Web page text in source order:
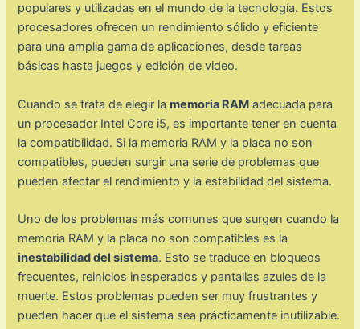
populares y utilizadas en el mundo de la tecnología. Estos
procesadores ofrecen un rendimiento sólido y eficiente
para una amplia gama de aplicaciones, desde tareas
básicas hasta juegos y edición de video.
Cuando se trata de elegir la memoria RAM adecuada para
un procesador Intel Core i5, es importante tener en cuenta
la compatibilidad. Si la memoria RAM y la placa no son
compatibles, pueden surgir una serie de problemas que
pueden afectar el rendimiento y la estabilidad del sistema.
Uno de los problemas más comunes que surgen cuando la
memoria RAM y la placa no son compatibles es la
inestabilidad del sistema. Esto se traduce en bloqueos
frecuentes, reinicios inesperados y pantallas azules de la
muerte. Estos problemas pueden ser muy frustrantes y
pueden hacer que el sistema sea prácticamente inutilizable.